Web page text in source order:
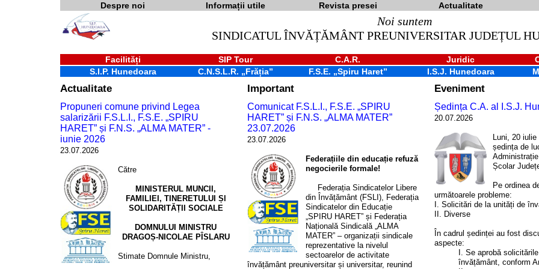
Despre noi Informații utile Revista presei Actualitate
Noi suntem
SINDICATUL ÎNVĂȚĂMÂNT PREUNIVERSITAR JUDEȚUL
Facilități SIP Tour C.A.R. Juridic
S.I.P. Hunedoara
C.N.S.L.R. „Frăția” F.S.E. „Spiru Haret” I.S.J. Hunedoara
Actualitate
Propuneri comune privind Legea
salarizării F.S.L.I., F.S.E. „SPIRU
HARET” și F.N.S. „ALMA MATER” -
iunie 2026
23.07.2026
Către
MINISTERUL MUNCII,
FAMILIEI, TINERETULUI Șl
SOLIDARITĂȚII SOCIALE
DOMNULUI MINISTRU
DRAGOȘ-NICOLAE PÎSLARU
Stimate Domnule Ministru,
Important
Comunicat F.S.L.I., F.S.E. „SPIRU
HARET” și F.N.S. „ALMA MATER”
23.07.2026
23.07.2026
Federațiile din educație refuză
negocierile formale!
Federația Sindicatelor Libere
din Învățământ (FSLI), Federația
Sindicatelor din Educație
„SPIRU HARET” și Federația
Națională Sindicală „ALMA
MATER” – organizații sindicale
reprezentative la nivelul
sectoarelor de activitate
învățământ preuniversitar și universitar, reunind
Eveniment
Ședința C.A. al I.S.J.
20.07.2026
Luni, 20
ședința de
Școlar
Pe ordinea
următoarele probleme:
I. Solicitări de la unități de
II. Diverse
În cadrul ședinței au fost
aspecte:
I. Se aprobă
învățământ, conform